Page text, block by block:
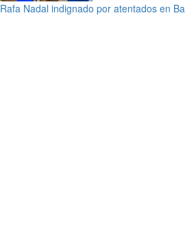
Rafa Nadal indignado por atentados en